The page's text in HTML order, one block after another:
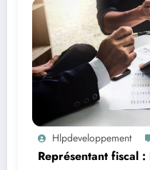
Hlpdeveloppement
Représentant fiscal